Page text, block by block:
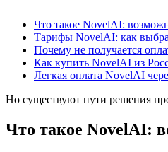
Что такое NovelAI:
Тарифы NovelAI: как
Почему не получается
Как купить NovelAI из
Легкая оплата NovelAI
Но существуют пути решения
Что такое NovelAI: